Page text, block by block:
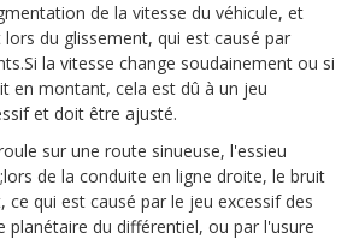
de la vitesse du véhicule, et
du glissement, qui est causé par
la vitesse change soudainement ou si
en montant, cela est dû à un jeu
et doit être ajusté.
sur une route sinueuse, l'essieu
de la conduite en ligne droite, le bruit
ce qui est causé par le jeu excessif des
planétaire du différentiel, ou par l'usure